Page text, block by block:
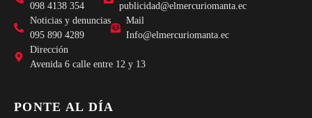
098 4138 354
publicidad@elmercuriomanta.ec
Noticias y denuncias
095 890 4289
Mail
Info@elmercuriomanta.ec
Dirección
Avenida 6 calle entre 12 y 13
PONTE AL DÍA